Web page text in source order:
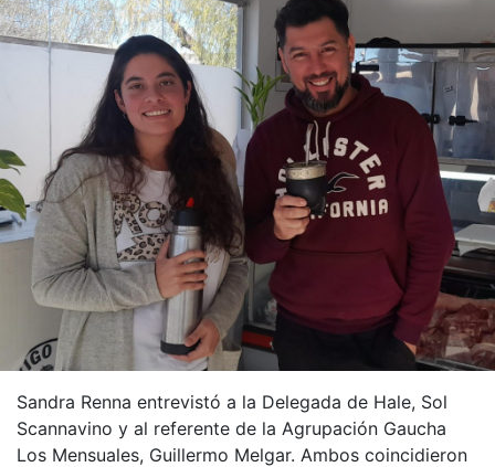
Sandra Renna entrevistó a la Delegada de Hale, Sol
Scannavino y al referente de la Agrupación Gaucha
Los Mensuales, Guillermo Melgar. Ambos coincidieron